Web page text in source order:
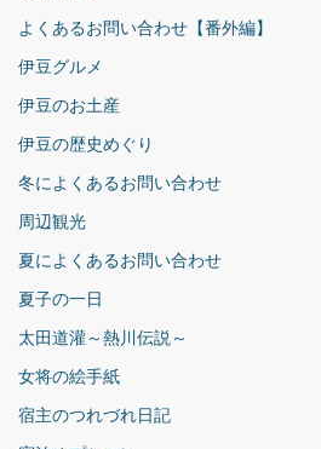
よくあるお問い合わせ【番外編】
伊豆グルメ
伊豆のお土産
伊豆の歴史めぐり
冬によくあるお問い合わせ
周辺観光
夏によくあるお問い合わせ
夏子の一日
太田道灌～熱川伝説～
女将の絵手紙
宿主のつれづれ日記